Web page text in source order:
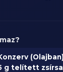
g telített